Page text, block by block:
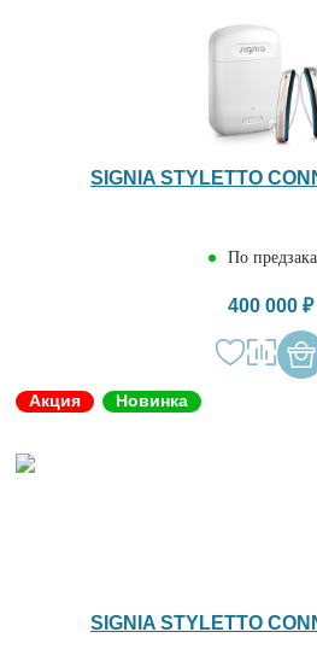
SIGNIA STYLETTO
По
400 000 ₽
Акция Новинка
SIGNIA STYLETTO